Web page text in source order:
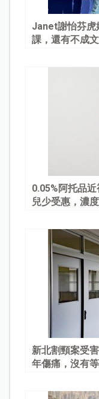
Janet謝怡芬虎
課，還有不成
0.05%阿托品
兒少受惠，濃
新北割頸案受
年傷痛，沒有